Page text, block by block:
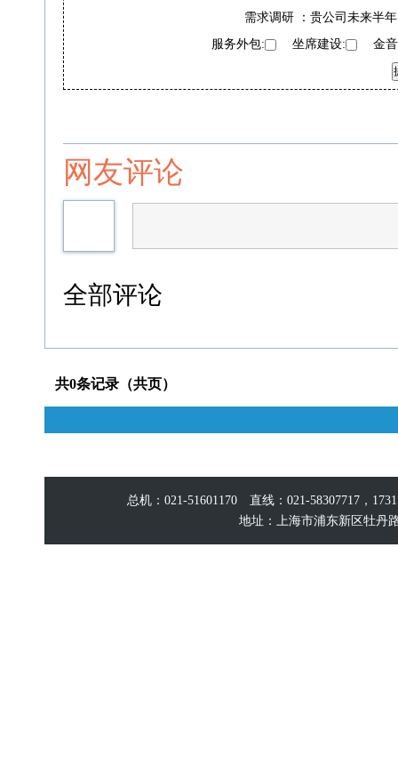
需求调研 ：贵公司未来半
服务外包:
坐席建设: 金音
网友评论
全部评论
共0条记录（共页）
总机：021-51601170 直线：021-58307717，
地址：上海市浦东新区牡丹